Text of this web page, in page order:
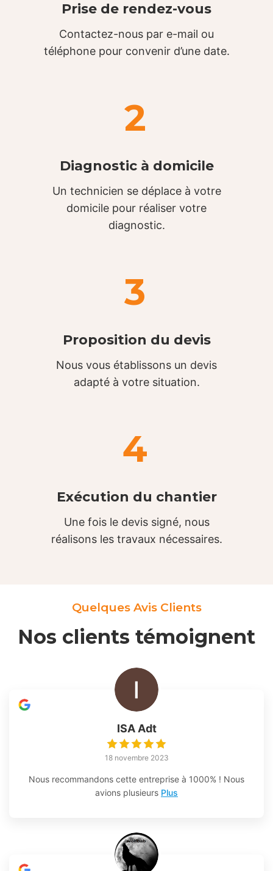
Prise de rendez-vous
Contactez-nous par e-mail ou
téléphone pour convenir d’une date.
2
Diagnostic à domicile
Un technicien se déplace à votre
domicile pour réaliser votre
diagnostic.
3
Proposition du devis
Nous vous établissons un devis
adapté à votre situation.
4
Exécution du chantier
Une fois le devis signé, nous
réalisons les travaux nécessaires.
Quelques Avis Clients
Nos clients témoignent
ISA Adt
18 novembre 2023
Nous recommandons cette entreprise à 1000% ! Nous
avions plusieurs Plus